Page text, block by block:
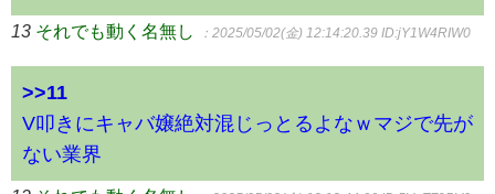
13 それでも動く名無し ：2025/05/02(金) 12:14:20.39 ID:jY1W4RIW0
>>11
V叩きにキャバ嬢絶対混じっとるよなｗマジで先が
ない業界